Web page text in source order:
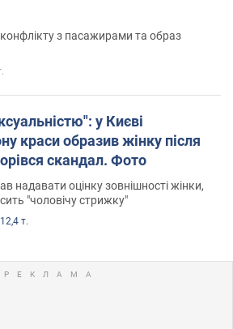
конфлікту з пасажирами та образ
у Києві
краси образив жінку після
скандал. Фото
надавати оцінку зовнішності жінки,
"чоловічу стрижку"
12,4 т.